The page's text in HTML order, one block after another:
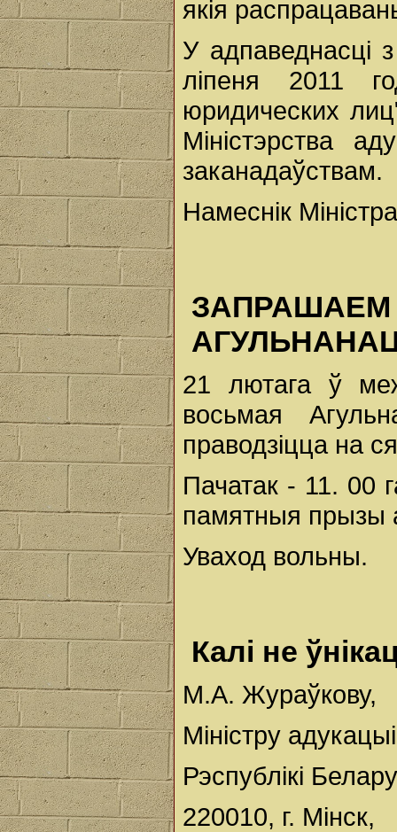
якія
У адпаведнасці
ліпеня 2011
юридических
Міністэрства
заканадаўствам.
Намеснік
21 лютага ў
восьмая
праводзіцца на
Пачатак - 11. 00
памятныя
Уваход вольны.
Калі не
М.А. Жураўкову,
Міністру адукацыі
Рэспублікі
220010, г. Мінск,